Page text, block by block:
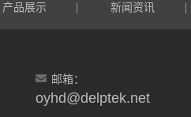
产品展示 新闻资讯
邮箱：
oyhd@delptek.net